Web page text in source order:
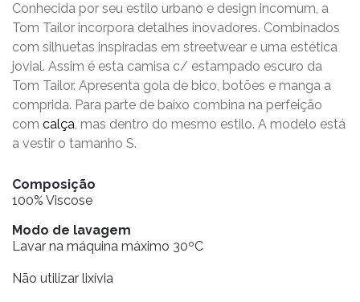
Conhecida por seu estilo urbano e design incomum, a
Tom Tailor incorpora detalhes inovadores. Combinados
com silhuetas inspiradas em streetwear e uma estética
jovial. Assim é esta camisa c/ estampado escuro da
Tom Tailor. Apresenta gola de bico, botões e manga a
comprida. Para parte de baixo combina na perfeição
com calça, mas dentro do mesmo estilo. A modelo está
a vestir o tamanho S.
Composição
100% Viscose
Modo de lavagem
Lavar na máquina máximo 30ºC
Não utilizar lixívia